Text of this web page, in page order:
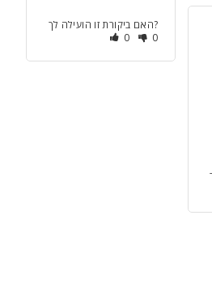
האם ביקורת זו הועילה לך?
0
0